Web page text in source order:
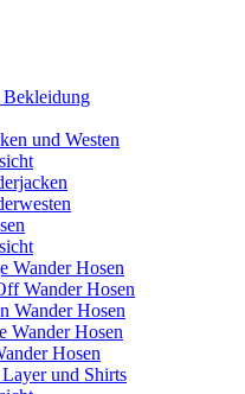
Bekleidung
und Westen
Wander Hosen
Wander Hosen
Wander Hosen
Wander Hosen
Hosen
und Shirts